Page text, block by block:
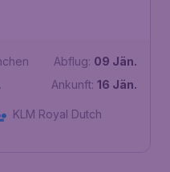
Abflug: 09 Jän.
Ankunft: 16 Jän.
KLM Royal Dutch